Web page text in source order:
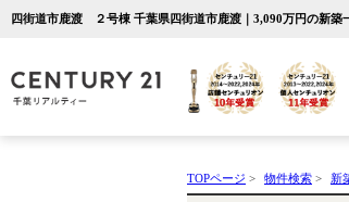
四街道市鹿渡 ２号棟 千葉県四街道市鹿渡｜3,090万円の新築
TOPページ > 物件検索 > 新